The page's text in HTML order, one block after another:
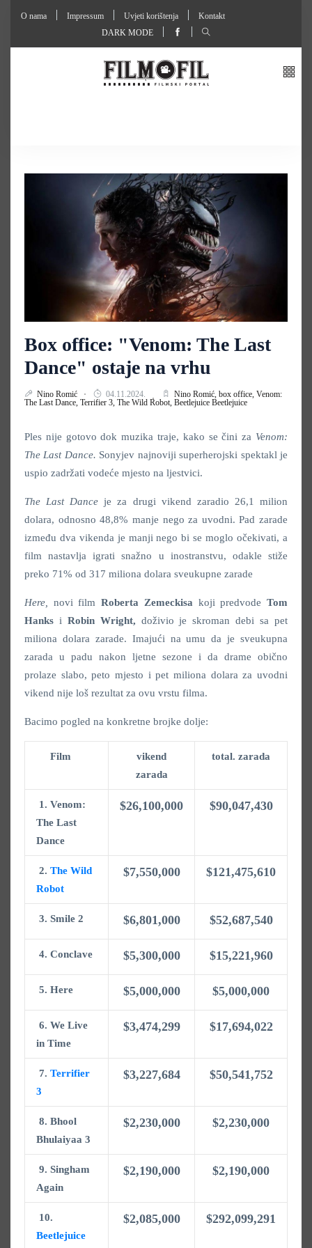
O nama Impressum Uvjeti korištenja
Kontakt
DARK MODE
Box office: "Venom: The Last
Dance" ostaje na vrhu
Nino Romić 04.11.2024. Nino Romić, box office, Venom:
The Last Dance, Terrifier 3, The Wild Robot, Beetlejuice Beetlejuice
Ples nije gotovo dok muzika traje, kako se čini za Venom:
The Last Dance. Sonyjev najnoviji superherojski spektakl je
uspio zadržati vodeće mjesto na ljestvici.
The Last Dance je za drugi vikend zaradio 26,1 milion
dolara, odnosno 48,8% manje nego za uvodni. Pad zarade
između dva vikenda je manji nego bi se moglo očekivati, a
film nastavlja igrati snažno u inostranstvu, odakle stiže
preko 71% od 317 miliona dolara sveukupne zarade
Here, novi filmRoberta Zemeckisa koji predvodeTom
Hanks i Robin Wright, doživio je skroman debi sa pet
miliona dolara zarade. Imajući na umu da je sveukupna
zarada u padu nakon ljetne sezone i da drame obično
prolaze slabo, peto mjesto i pet miliona dolara za uvodni
vikend nije loš rezultat za ovu vrstu filma.
Bacimo pogled na konkretne brojke dolje:
Film
vikend
zarada
total. zarada
1. Venom:
The Last
Dance
$26,100,000 $90,047,430
2. The Wild
Robot
$7,550,000 $121,475,610
3. Smile 2 $6,801,000 $52,687,540
4. Conclave $5,300,000 $15,221,960
5. Here $5,000,000 $5,000,000
6. We Live
in Time
$3,474,299 $17,694,022
7. Terrifier
3
$3,227,684 $50,541,752
8. Bhool
Bhulaiyaa 3
$2,230,000 $2,230,000
9. Singham
Again
$2,190,000 $2,190,000
10.
Beetlejuice
$2,085,000 $292,099,291